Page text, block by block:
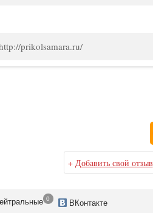
prikolsamara.ru/
+ Добавить свой отзыв
0 ВКонтакте